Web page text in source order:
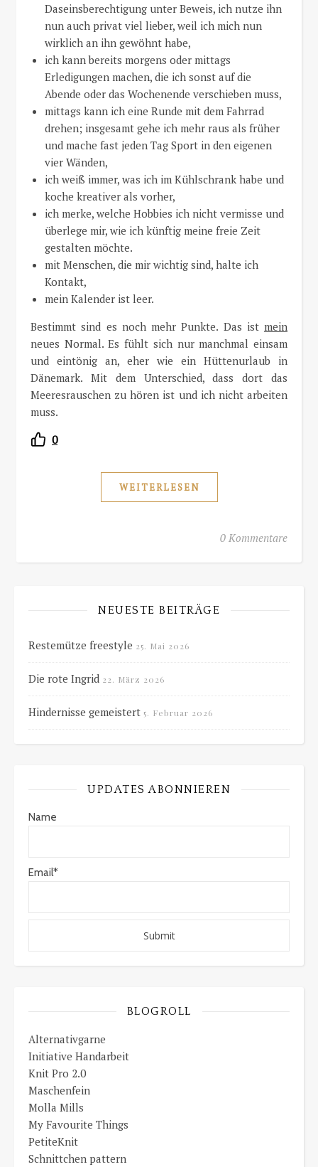
Daseinsberechtigung unter Beweis, ich nutze ihn
nun auch privat viel lieber, weil ich mich nun
wirklich an ihn gewöhnt habe,
ich kann bereits morgens oder mittags
Erledigungen machen, die ich sonst auf die
Abende oder das Wochenende verschieben muss,
mittags kann ich eine Runde mit dem Fahrrad
drehen; insgesamt gehe ich mehr raus als früher
und mache fast jeden Tag Sport in den eigenen
vier Wänden,
ich weiß immer, was ich im Kühlschrank habe und
koche kreativer als vorher,
ich merke, welche Hobbies ich nicht vermisse und
überlege mir, wie ich künftig meine freie Zeit
gestalten möchte.
mit Menschen, die mir wichtig sind, halte ich
Kontakt,
mein Kalender ist leer.
Bestimmt sind es noch mehr Punkte. Das ist mein
neues Normal. Es fühlt sich nur manchmal einsam
und eintönig an, eher wie ein Hüttenurlaub in
Dänemark. Mit dem Unterschied, dass dort das
Meeresrauschen zu hören ist und ich nicht arbeiten
muss.
0
WEITERLESEN
0 Kommentare
NEUESTE BEITRÄGE
Restemütze freestyle 25. Mai 2026
Die rote Ingrid 22. März 2026
Hindernisse gemeistert 5. Februar 2026
UPDATES ABONNIEREN
Name
Email*
BLOGROLL
Alternativgarne
Initiative Handarbeit
Knit Pro 2.0
Maschenfein
Molla Mills
My Favourite Things
PetiteKnit
Schnittchen pattern